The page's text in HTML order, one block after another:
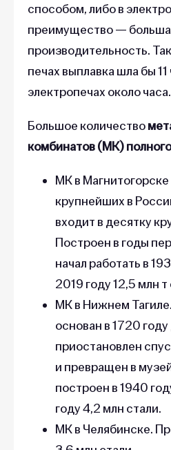
преимущество —
производительность.
печах выплавка шла бы 11
электропечах около часа.
комбинатов (МК) полного
крупнейших в
входит в десятку
Построен в годы
начал работать в
2019 году 12,5 млн
МК в Нижнем
основан в 1720
приостановлен
и превращен в
построен в 1940
году 4,2 млн стали.
МК в Челябинске.
3,6 млн стали.